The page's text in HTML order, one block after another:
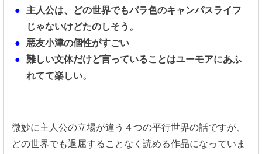
主人公は、どの世界でもバラ色のキャンパスライフ
じゃないけどたのしそう。
悪友小津の個性がすごい
難しい文体だけど言っていることはユーモアにあふ
れてて楽しい。
微妙に主人公の立場が違う４つの平行世界の話ですが、
どの世界でも退屈することなく読める作品になっていま